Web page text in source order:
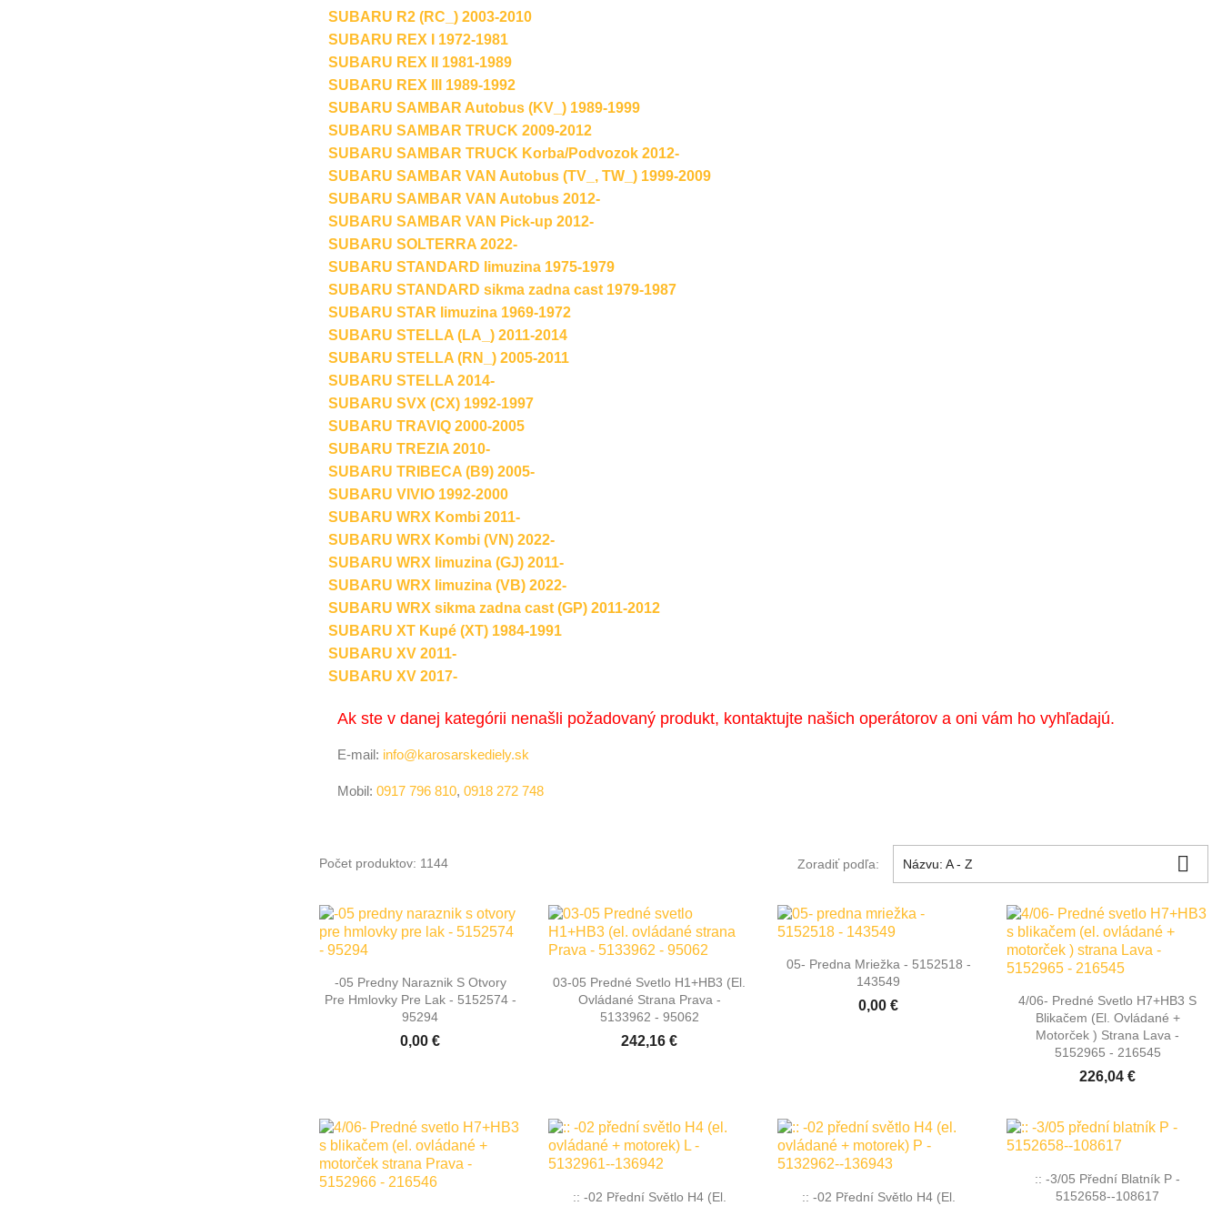
SUBARU R2 (RC_) 2003-2010
SUBARU REX I 1972-1981
SUBARU REX II 1981-1989
SUBARU REX III 1989-1992
SUBARU SAMBAR Autobus (KV_) 1989-1999
SUBARU SAMBAR TRUCK 2009-2012
SUBARU SAMBAR TRUCK Korba/Podvozok 2012-
SUBARU SAMBAR VAN Autobus (TV_, TW_) 1999-2009
SUBARU SAMBAR VAN Autobus 2012-
SUBARU SAMBAR VAN Pick-up 2012-
SUBARU SOLTERRA 2022-
SUBARU STANDARD limuzina 1975-1979
SUBARU STANDARD sikma zadna cast 1979-1987
SUBARU STAR limuzina 1969-1972
SUBARU STELLA (LA_) 2011-2014
SUBARU STELLA (RN_) 2005-2011
SUBARU STELLA 2014-
SUBARU SVX (CX) 1992-1997
SUBARU TRAVIQ 2000-2005
SUBARU TREZIA 2010-
SUBARU TRIBECA (B9) 2005-
SUBARU VIVIO 1992-2000
SUBARU WRX Kombi 2011-
SUBARU WRX Kombi (VN) 2022-
SUBARU WRX limuzina (GJ) 2011-
SUBARU WRX limuzina (VB) 2022-
SUBARU WRX sikma zadna cast (GP) 2011-2012
SUBARU XT Kupé (XT) 1984-1991
SUBARU XV 2011-
SUBARU XV 2017-
Ak ste v danej kategórii nenašli požadovaný produkt, kontaktujte našich operátorov a oni vám ho vyhľadajú.
E-mail: info@karosarskediely.sk
Mobil: 0917 796 810, 0918 272 748
Počet produktov: 1144 Zoradiť podľa: Názvu: A - Z 
 Rýchly náhľad
-05 Predny Naraznik S Otvory
Pre Hmlovky Pre Lak - 5152574 -
95294
0,00 €
 Rýchly náhľad
03-05 Predné Svetlo H1+HB3 (el.
Ovládané Strana Prava -
5133962 - 95062
242,16 €
 Rýchly náhľad
05- Predna Mriežka - 5152518 -
143549
0,00 €  Rýchly náhľad
4/06- Predné Svetlo H7+HB3 S
Blikačem (el. Ovládané +
Motorček ) Strana Lava -
5152965 - 216545
226,04 €
 Rýchly náhľad
:: -02 Přední Světlo H4 (el.  Rýchly náhľad
:: -02 Přední Světlo H4 (el.
 Rýchly náhľad
:: -3/05 Přední Blatník P -
5152658--108617